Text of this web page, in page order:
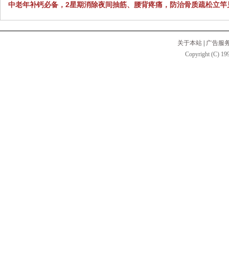
中老年补钙必备，2星期消除夜间抽筋、腰背疼痛，防治骨质疏松立竿
关于本站
广告服
Copyright (C)